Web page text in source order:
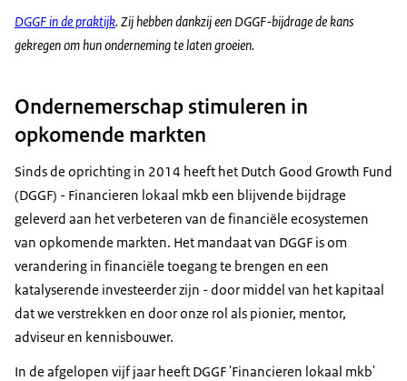
lokale - bestaande of nieuwe - fondsen, financiële
intermediairs en ondernemersondersteunende
op maat en technische en zakelijke ondersteuning
aan mkb's.Door lokale intermediaire fondsen en
innovatieve initiatieven te ondersteunen, is DGGF
dus in staat om de toegang van het lokale mkb tot
financiering te vergroten en het lokale financiële
ecosysteem als geheel te verbeteren. Kijk voor
meer informatie over DGGF op:
DGGF in de praktijk. Zij hebben dankzij een DGGF-bijdrage de kans
gekregen om hun onderneming te laten groeien.
Ondernemerschap stimuleren in
opkomende markten
Sinds de oprichting in 2014 heeft het Dutch Good Growth Fund
(DGGF) - Financieren lokaal mkb een blijvende bijdrage
geleverd aan het verbeteren van de financiële ecosystemen
van opkomende markten. Het mandaat van DGGF is om
verandering in financiële toegang te brengen en een
katalyserende investeerder zijn - door middel van het kapitaal
dat we verstrekken en door onze rol als pionier, mentor,
adviseur en kennisbouwer.
In de afgelopen vijf jaar heeft DGGF 'Financieren lokaal mkb'